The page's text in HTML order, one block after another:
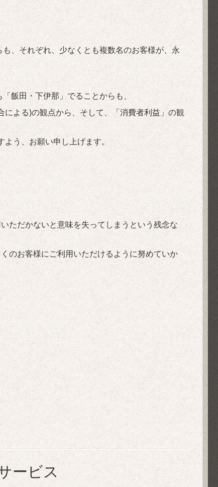
、それぞれ、少なくとも複数名のお客様が、永
飯田・下伊那」でることからも、
よる)の観点から、そして、「消費者利益」の観
よう、お願い申し上げます。
ただかないと意味を失ってしまうという残念な
のお客様にご利用いただけるように努めていか
ービス